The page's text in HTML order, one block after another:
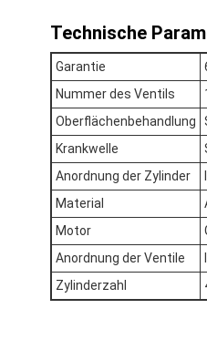
Technische
Garantie
Nummer des Ventils
Oberflächenbehandlung
Krankwelle
Anordnung der Zylinder
Material
Motor
Anordnung der Ventile
Zylinderzahl